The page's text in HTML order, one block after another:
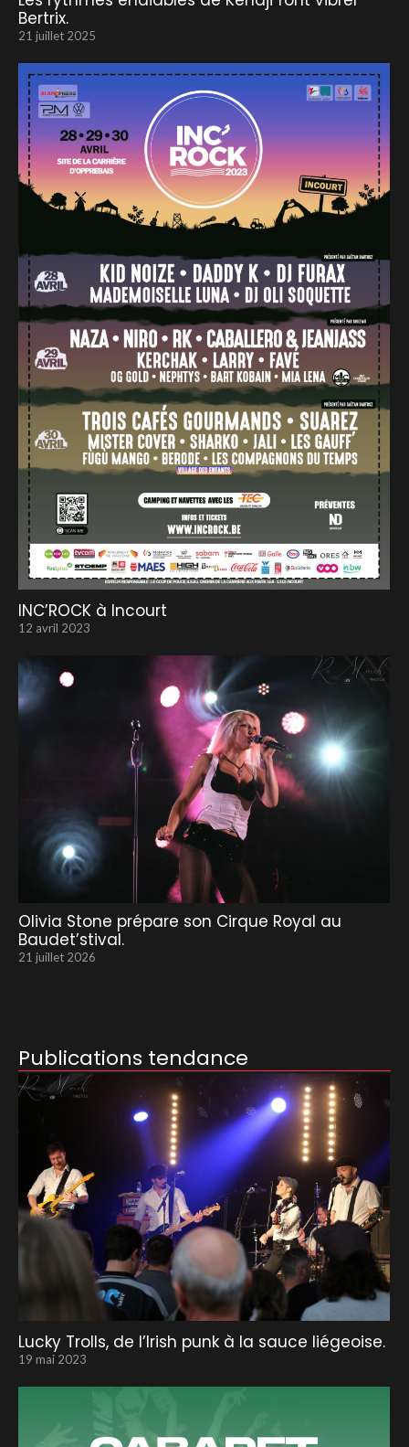
Bertrix.
21 juillet 2025
INC’ROCK à Incourt
12 avril 2023
Olivia Stone prépare son Cirque Royal au
Baudet’stival.
21 juillet 2026
Publications tendance
Lucky Trolls, de l’Irish punk à la sauce liégeoise.
19 mai 2023